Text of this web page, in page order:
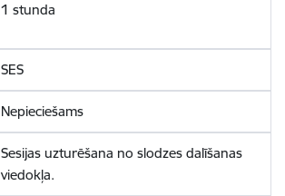
1 stunda
SES
Nepieciešams
Sesijas uzturēšana no slodzes dalīšanas
viedokļa.